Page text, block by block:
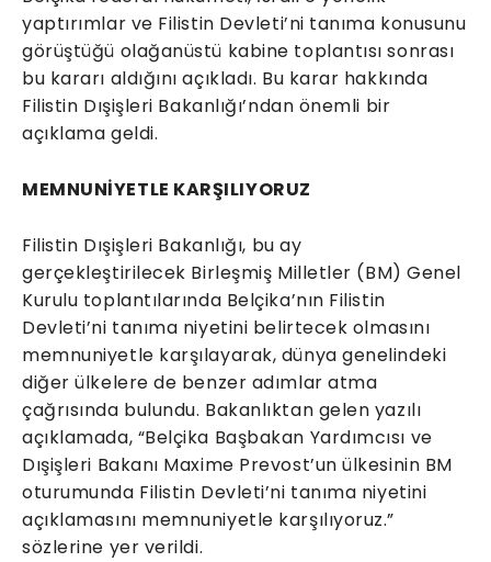
yaptırımlar ve Filistin Devleti’ni tanıma konusunu
görüştüğü olağanüstü kabine toplantısı sonrası
bu kararı aldığını açıkladı. Bu karar hakkında
Filistin Dışişleri Bakanlığı’ndan önemli bir
açıklama geldi.
MEMNUNİYETLE KARŞILIYORUZ
Filistin Dışişleri Bakanlığı, bu ay
gerçekleştirilecek Birleşmiş Milletler (BM) Genel
Kurulu toplantılarında Belçika’nın Filistin
Devleti’ni tanıma niyetini belirtecek olmasını
memnuniyetle karşılayarak, dünya genelindeki
diğer ülkelere de benzer adımlar atma
çağrısında bulundu. Bakanlıktan gelen yazılı
açıklamada, “Belçika Başbakan Yardımcısı ve
Dışişleri Bakanı Maxime Prevost’un ülkesinin BM
oturumunda Filistin Devleti’ni tanıma niyetini
açıklamasını memnuniyetle karşılıyoruz.”
sözlerine yer verildi.